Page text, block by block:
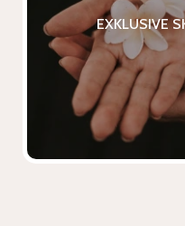
EXKLUSIVE
ohne dass
unterstützende,
für Frauen.
eine leicht